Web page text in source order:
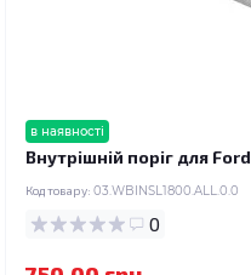
в наявності
Внутрішній поріг для
Код товару: 03.WBINSL1800.ALL.0.0
0